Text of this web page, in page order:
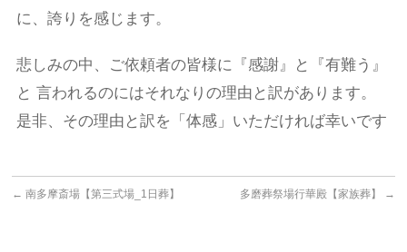
に、誇りを感じます。
悲しみの中、ご依頼者の皆様に『感謝』と『有難う』
と 言われるのにはそれなりの理由と訳があります。
是非、その理由と訳を「体感」いただければ幸いです
← 南多摩斎場【第三式場_1日葬】 多磨葬祭場行華殿【家族葬】 →